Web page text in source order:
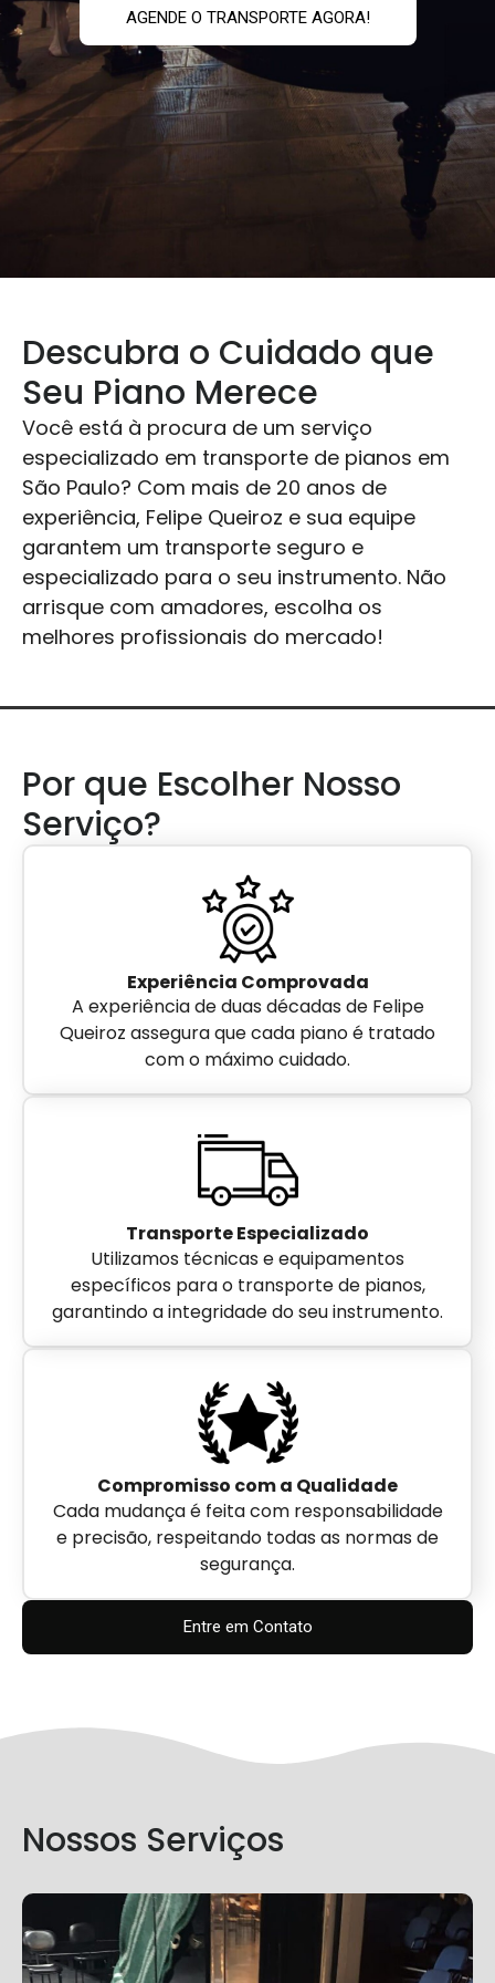
AGENDE O TRANSPORTE AGORA!
Descubra o Cuidado que
Seu Piano Merece
Você está à procura de um serviço
especializado em transporte de pianos em
São Paulo? Com mais de 20 anos de
experiência, Felipe Queiroz e sua equipe
garantem um transporte seguro e
especializado para o seu instrumento. Não
arrisque com amadores, escolha os
melhores profissionais do mercado!
Por que Escolher Nosso
Serviço?
Experiência Comprovada
A experiência de duas décadas de Felipe
Queiroz assegura que cada piano é tratado
com o máximo cuidado.
Transporte Especializado
Utilizamos técnicas e equipamentos
específicos para o transporte de pianos,
garantindo a integridade do seu instrumento.
Compromisso com a Qualidade
Cada mudança é feita com responsabilidade
e precisão, respeitando todas as normas de
segurança.
Entre em Contato
Nossos Serviços